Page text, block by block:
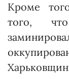
Кроме
того,